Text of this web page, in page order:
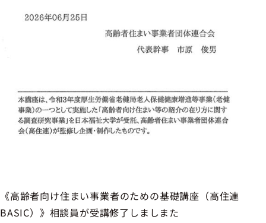
《高齢者向け住まい事業者のための基礎講座（高住連
BASIC）》相談員が受講修了しましまた